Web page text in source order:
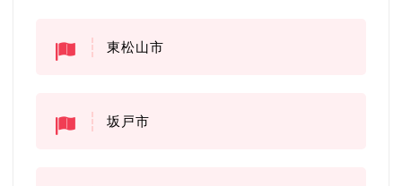
東松山市
坂戸市